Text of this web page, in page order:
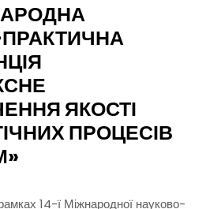
ЯКОСТІ
ПРОЦЕСІВ
МІЖНАРОДНА